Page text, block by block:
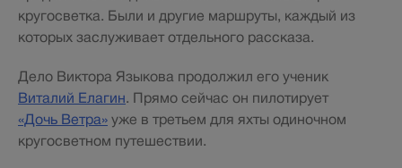
кругосветка. Были и другие маршруты, каждый из
которых заслуживает отдельного рассказа.
Дело Виктора Языкова продолжил его ученик
Виталий Елагин. Прямо сейчас он пилотирует
«Дочь Ветра» уже в третьем для яхты одиночном
кругосветном путешествии.